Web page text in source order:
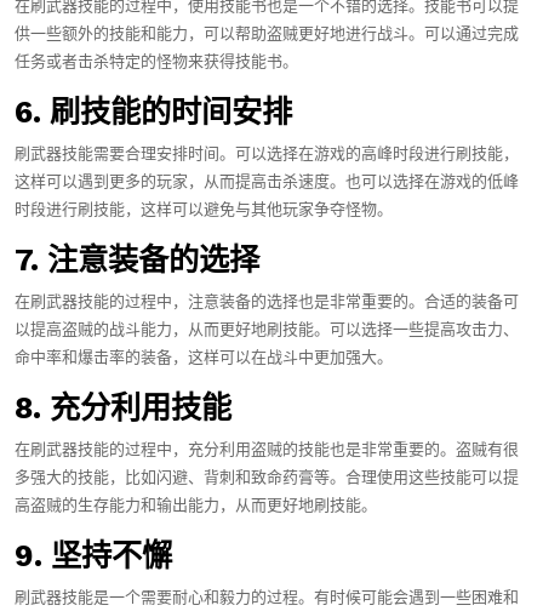
在刷武器技能的过程中，使用技能书也是一个不错的选择。技能书可以提
供一些额外的技能和能力，可以帮助盗贼更好地进行战斗。可以通过完成
任务或者击杀特定的怪物来获得技能书。
6. 刷技能的时间安排
刷武器技能需要合理安排时间。可以选择在游戏的高峰时段进行刷技能，
这样可以遇到更多的玩家，从而提高击杀速度。也可以选择在游戏的低峰
时段进行刷技能，这样可以避免与其他玩家争夺怪物。
7. 注意装备的选择
在刷武器技能的过程中，注意装备的选择也是非常重要的。合适的装备可
以提高盗贼的战斗能力，从而更好地刷技能。可以选择一些提高攻击力、
命中率和爆击率的装备，这样可以在战斗中更加强大。
8. 充分利用技能
在刷武器技能的过程中，充分利用盗贼的技能也是非常重要的。盗贼有很
多强大的技能，比如闪避、背刺和致命药膏等。合理使用这些技能可以提
高盗贼的生存能力和输出能力，从而更好地刷技能。
9. 坚持不懈
刷武器技能是一个需要耐心和毅力的过程。有时候可能会遇到一些困难和